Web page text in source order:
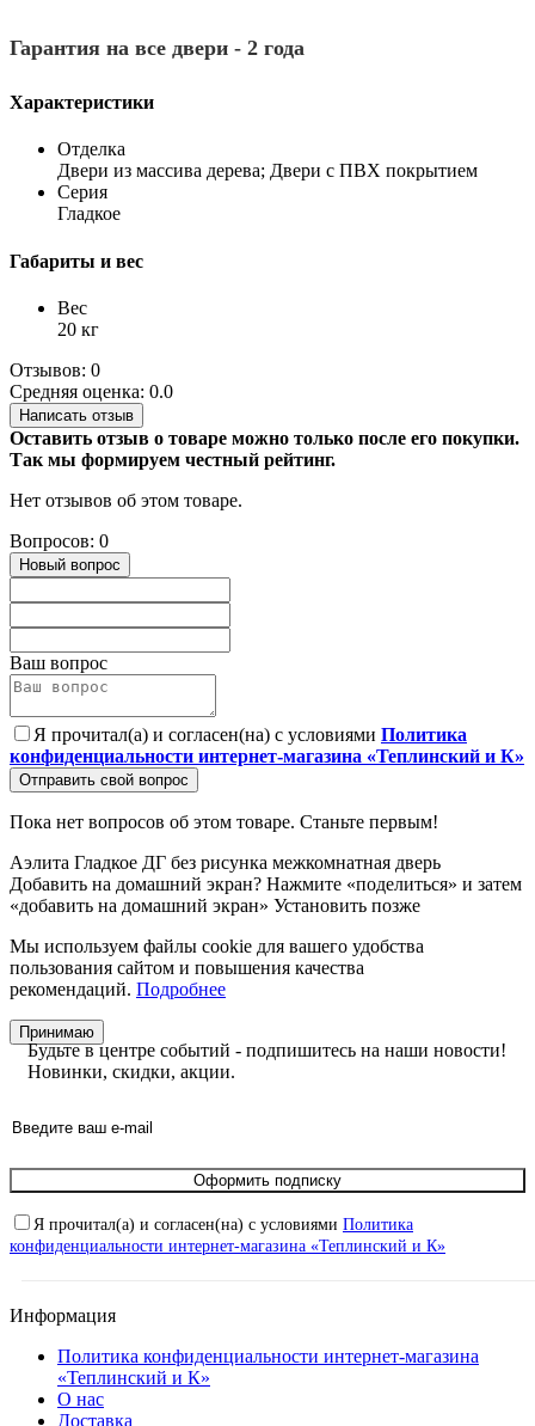
Гарантия на все двери - 2 года
Характеристики
Отделка
Двери из массива дерева; Двери с ПВХ покрытием
Серия
Гладкое
Габариты и вес
Вес
20 кг
Отзывов: 0
Средняя оценка: 0.0
Написать отзыв
Оставить отзыв о товаре можно только после его покупки.
Так мы формируем честный рейтинг.
Нет отзывов об этом товаре.
Вопросов: 0
Новый вопрос
Ваш вопрос
Я прочитал(а) и согласен(на) с условиями Политика
конфиденциальности интернет-магазина «Теплинский и К»
Отправить свой вопрос
Пока нет вопросов об этом товаре. Станьте первым!
Аэлита Гладкое ДГ без рисунка межкомнатная дверь
Добавить на домашний экран? Нажмите «поделиться» и затем
«добавить на домашний экран» Установить позже
Мы используем файлы cookie для вашего удобства
пользования сайтом и повышения качества
рекомендаций. Подробнее
Принимаю
Будьте в центре событий - подпишитесь на наши новости!
Новинки, скидки, акции.
Оформить подписку
Я прочитал(а) и согласен(на) с условиями Политика
конфиденциальности интернет-магазина «Теплинский и К»
Информация
Политика конфиденциальности интернет-магазина
«Теплинский и К»
О нас
Доставка